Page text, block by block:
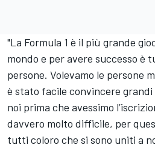
"La Formula 1 è il più grande
mondo e per avere successo è
persone. Volevamo le persone
è stato facile convincere
noi prima che avessimo
davvero molto difficile, per
tutti coloro che si sono uniti a